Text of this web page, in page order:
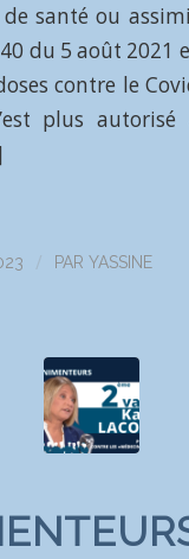
santé ou
du 5 août 2021
contre le
plus autorisé
/ PAR YASSINE